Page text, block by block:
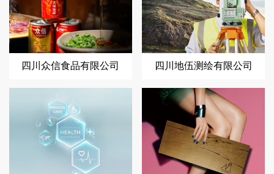
四川众信食品有限公司 四川地伍测绘有限公司